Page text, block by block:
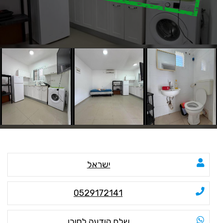
ישראל
0529172141